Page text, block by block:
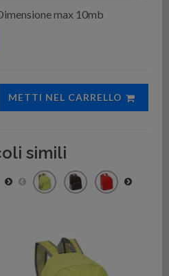
max 10mb
METTI NEL CARRELLO
simili